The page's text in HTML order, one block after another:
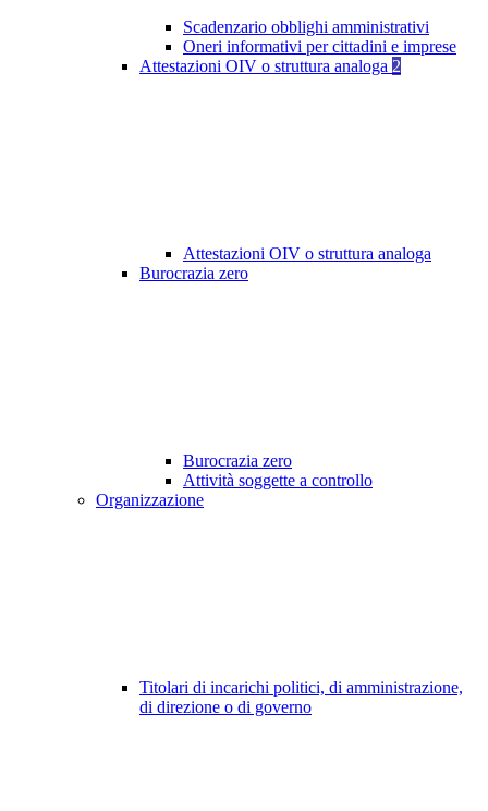
Scadenzario obblighi amministrativi
Oneri informativi per cittadini e imprese
Attestazioni OIV o struttura analoga 2
Attestazioni OIV o struttura analoga
Burocrazia zero
Burocrazia zero
Attività soggette a controllo
Organizzazione
Titolari di incarichi politici, di amministrazione,
di direzione o di governo